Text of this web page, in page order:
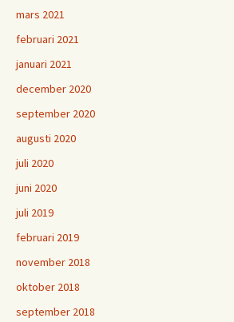
mars 2021
februari 2021
januari 2021
december 2020
september 2020
augusti 2020
juli 2020
juni 2020
juli 2019
februari 2019
november 2018
oktober 2018
september 2018